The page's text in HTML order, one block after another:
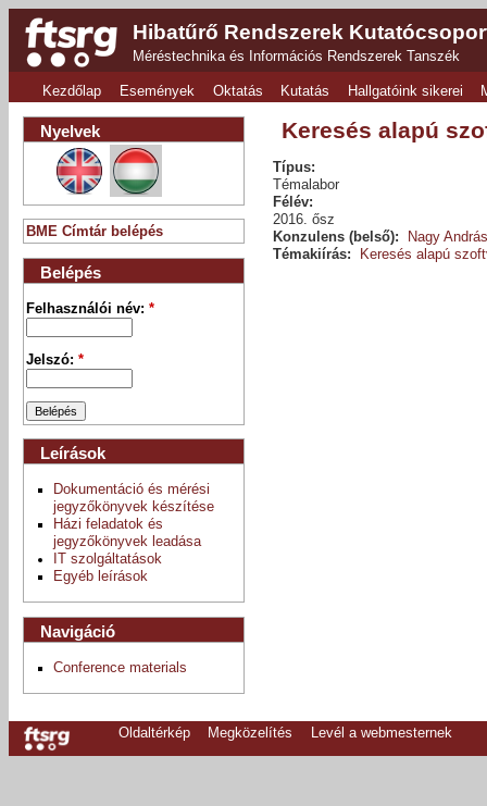
Hibatűrő Rendszerek
Méréstechnika és Információs Rendszerek Tanszék
Kezdőlap Események Oktatás Kutatás Hallgatóink sikerei
Keresés alapú
Típus:
Témalabor
Félév:
2016. ősz
Konzulens (belső):
Nagy
Témakiírás:
Keresés alapú
Nyelvek
BME Címtár belépés
Belépés
Felhasználói név:*
Jelszó:*
Leírások
Dokumentáció és mérési
jegyzőkönyvek készítése
Házi feladatok és
jegyzőkönyvek leadása
IT szolgáltatások
Egyéb leírások
Navigáció
Conference materials
Oldaltérkép Megközelítés Levél a webmesternek